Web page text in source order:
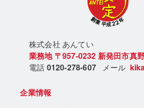
株式会社 あんてい
業務地 〒957-0232 新発田市真
電話 0120-278-607 メール
企業情報